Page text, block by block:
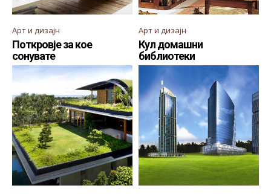
Арт и дизајн
Поткровје за кое
сонувате
Арт и дизајн
Кул домашни
библиотеки